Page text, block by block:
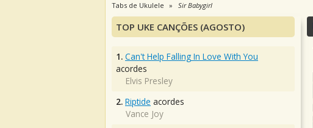
Tabs de Ukulele Sir Babygirl
TOP UKE CANÇÕES (AGOSTO)
1. Can't Help Falling In Love With You
acordes
Elvis Presley
2. Riptide acordes
Vance Joy